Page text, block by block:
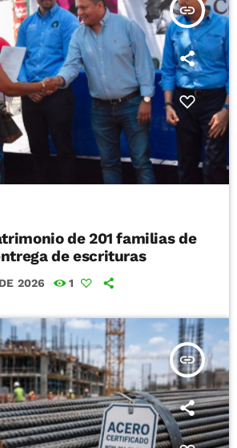
insert_link
de 201 familias de
de escrituras
2026 1
insert_link